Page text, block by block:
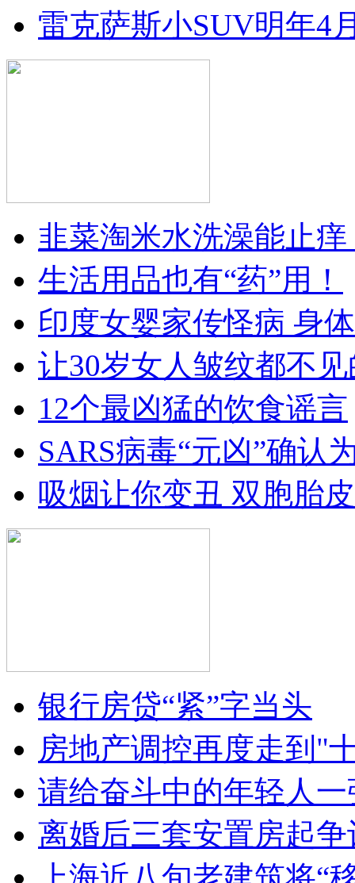
雷克萨斯小SUV明年4
韭菜淘米水洗澡能止痒
生活用品也有“药”用！
印度女婴家传怪病 身
让30岁女人皱纹都不
12个最凶猛的饮食谣言
SARS病毒“元凶”确认
吸烟让你变丑 双胞胎
银行房贷“紧”字当头
房地产调控再度走到"
请给奋斗中的年轻人一
离婚后三套安置房起争